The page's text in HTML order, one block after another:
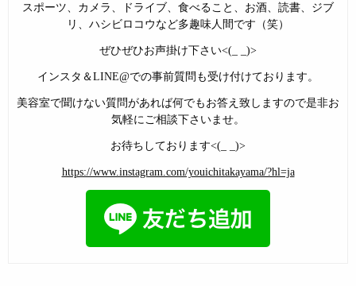
スポーツ、カメラ、ドライブ、食べること、お酒、読書、ジブ
リ、ハシビロコウなど多趣味人間です（笑）
ぜひぜひお声掛け下さい<(_ _)>
インスタ＆LINE@での事前質問も受け付けております。
美容室で聞けない質問があれば何でもお答え致しますので是非お
気軽にご相談下さいませ。
お待ちしております<(_ _)>
https://www.instagram.com/youichitakayama/?hl=ja